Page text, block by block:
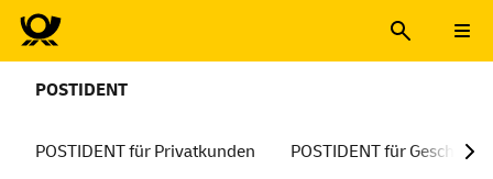
POSTIDENT
POSTIDENT für Privatkunden POSTIDENT für